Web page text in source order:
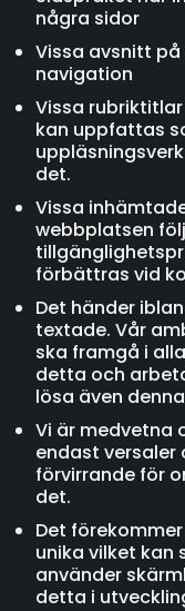
några sidor
Vissa avsnitt
navigation
Vissa
kan uppfattas
det.
Vissa
webbplatsen
förbättras vid
Det händer
textade. Vår
ska framgå i
detta och
lösa även
Vi är medvetna
endast
förvirrande för
det.
Det
unika vilket kan
använder
detta i